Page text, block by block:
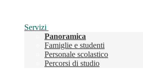
Servizi
Panoramica
Famiglie e studenti
Personale scolastico
Percorsi di studio